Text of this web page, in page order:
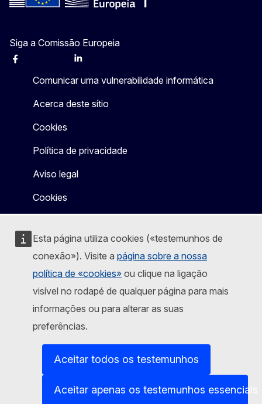
Esta página utiliza cookies («testemunhos de
conexão»). Visite a página sobre a nossa
política de «cookies» ou clique na ligação
visível no rodapé de qualquer página para mais
informações ou para alterar as suas
preferências.
Aceitar todos os testemunhos
Aceitar apenas os testemunhos essenciais
Siga a Comissão Europeia
Facebook Linkedin
Comunicar uma vulnerabilidade informática
Acerca deste sítio
Cookies
Política de privacidade
Aviso legal
Cookies